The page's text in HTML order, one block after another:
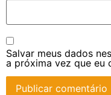
Salvar meus dados
a próxima vez que eu